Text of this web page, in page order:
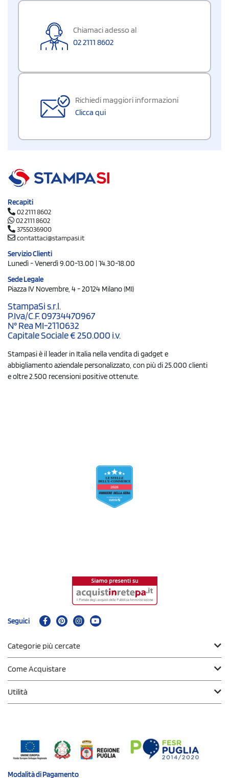
Chiamaci adesso al
02 2111 8602
Richiedi maggiori informazioni
Clicca qui
Recapiti
02 2111 8602
02 2111 8602
3755036900
contattaci@stampasi.it
Servizio Clienti
Lunedì - Venerdì 9.00-13.00 | 14.30-18.00
Sede Legale
Piazza IV Novembre, 4 - 20124 Milano (MI)
StampaSi s.r.l.
P.Iva/C.F. 09734470967
N° Rea MI-2110632
Capitale Sociale € 250.000 i.v.
Stampasi è il leader in Italia nella vendita di gadget e
abbigliamento aziendale personalizzato, con più di 25.000 clienti
e oltre 2.500 recensioni positive ottenute.
Seguici
Categorie più cercate
Come Acquistare
Utilità
Modalità diPagamento